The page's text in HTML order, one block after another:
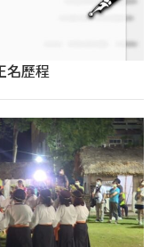
名歷程